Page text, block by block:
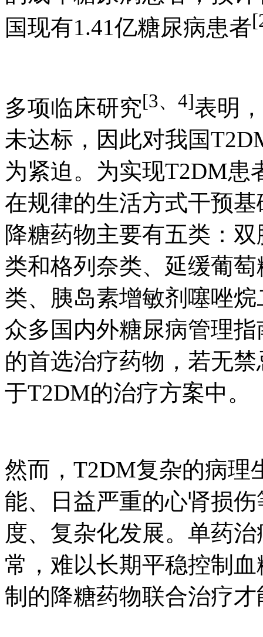
国现有1.41亿糖尿病患者
多项临床研究[3、4]表明
未达标，因此对我国
为紧迫。为实现T2DM患
在规律的生活方式干预
降糖药物主要有五类：
类和格列奈类、延缓葡
类、胰岛素增敏剂噻唑
众多国内外糖尿病管理
的首选治疗药物，若无
于T2DM的治疗方案中。
然而，T2DM复杂的病理
能、日益严重的心肾损
度、复杂化发展。单药
常，难以长期平稳控制
制的降糖药物联合治疗